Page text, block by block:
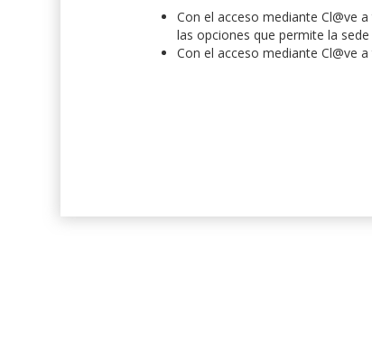
Con el acceso mediante Cl@ve
las opciones que permite la
Con el acceso mediante Cl@ve